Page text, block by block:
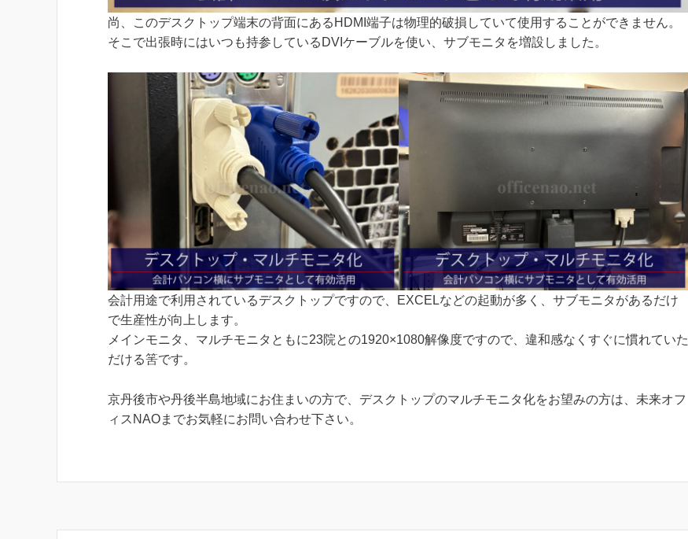
尚、このデスクトップ端末の背面にあるHDMI端子は物理的破損していて使用することができません。
そこで出張時にはいつも持参しているDVIケーブルを使い、サブモニタを増設しました。
会計用途で利用されているデスクトップですので、EXCELなどの起動が多く、サブモニタがあるだけ
で生産性が向上します。
メインモニタ、マルチモニタともに23院との1920×1080解像度ですので、違和感なくすぐに慣れていた
だける筈です。
京丹後市や丹後半島地域にお住まいの方で、デスクトップのマルチモニタ化をお望みの方は、未来オフ
ィスNAOまでお気軽にお問い合わせ下さい。